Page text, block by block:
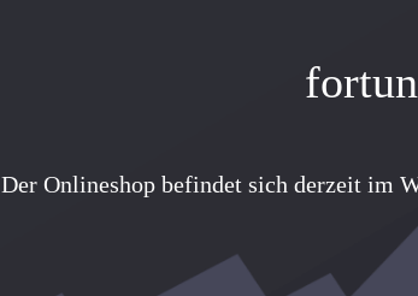
Der Onlineshop befindet sich derzeit im